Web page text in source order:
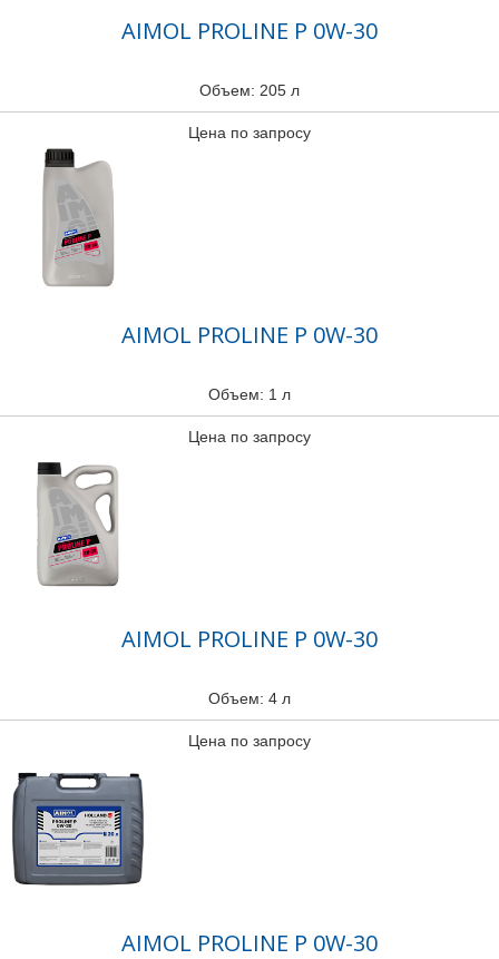
AIMOL PROLINE P 0W-30
Объем: 205 л
Цена по запросу
AIMOL PROLINE P 0W-30
Объем: 1 л
Цена по запросу
AIMOL PROLINE P 0W-30
Объем: 4 л
Цена по запросу
AIMOL PROLINE P 0W-30